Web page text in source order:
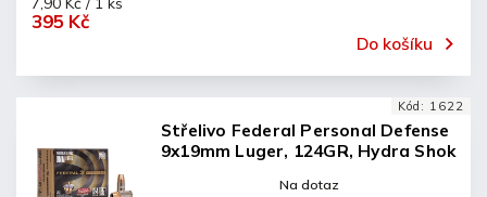
395 Kč
Do košíku
Střelivo Federal Personal Defense
9x19mm Luger, 124GR, Hydra Shok
Na dotaz
Kód: 1622